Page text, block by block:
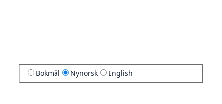
Bokmål Nynorsk English